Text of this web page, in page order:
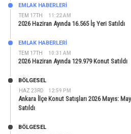
TEM 17TH 11:22 AM
EMLAK HABERLERI
2026 Haziran Ayında 16.565 İş Yeri Satıldı
TEM 17TH 10:31 AM
EMLAK HABERLERI
2026 Haziran Ayında 129.979 Konut Satıldı
HAZ 23RD 12:59 PM
BÖLGESEL
Ankara İlçe Konut Satışları 2026 Mayıs:
Satıldı
BÖLGESEL